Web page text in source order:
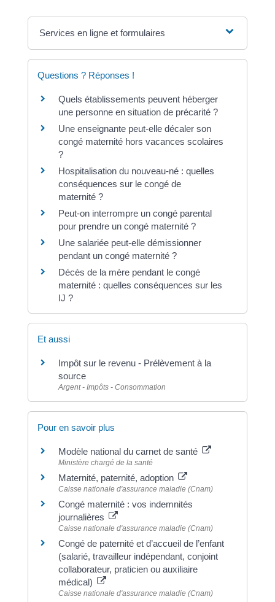
Services en ligne et formulaires
Questions ? Réponses !
Quels établissements peuvent héberger
une personne en situation de précarité ?
Une enseignante peut-elle décaler son
congé maternité hors vacances scolaires
?
Hospitalisation du nouveau-né : quelles
conséquences sur le congé de
maternité ?
Peut-on interrompre un congé parental
pour prendre un congé maternité ?
Une salariée peut-elle démissionner
pendant un congé maternité ?
Décès de la mère pendant le congé
maternité : quelles conséquences sur les
IJ ?
Et aussi
Impôt sur le revenu - Prélèvement à la
source
Argent - Impôts - Consommation
Pour en savoir plus
Modèle national du carnet de santé
Ministère chargé de la santé
Maternité, paternité, adoption
Caisse nationale d'assurance maladie (Cnam)
Congé maternité : vos indemnités
journalières
Caisse nationale d'assurance maladie (Cnam)
Congé de paternité et d’accueil de l’enfant
(salarié, travailleur indépendant, conjoint
collaborateur, praticien ou auxiliaire
médical)
Caisse nationale d'assurance maladie (Cnam)